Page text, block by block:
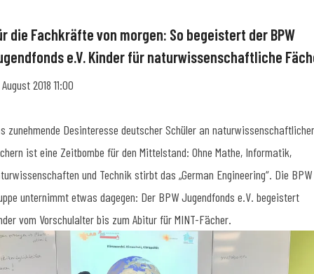
die Fachkräfte von morgen: So begeistert der BPW
e.V. Kinder für naturwissenschaftliche
2018 11:00
zunehmende Desinteresse deutscher Schüler an
ist eine Zeitbombe für den Mittelstand: Ohne Mathe, Informatik,
und Technik stirbt das „German Engineering“. Die BPW
unternimmt etwas dagegen: Der BPW Jugendfonds e.V. begeistert
vom Vorschulalter bis zum Abitur für MINT-Fächer.